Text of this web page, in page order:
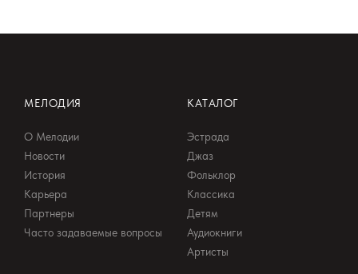
МЕЛОДИЯ
О Мелодии
Новости
История
Карьера
Партнеры
Часто задаваемые вопросы
КАТАЛОГ
Эстрада
Джаз
Фольклор
Классика
Детям
Аудиокниги
Артисты